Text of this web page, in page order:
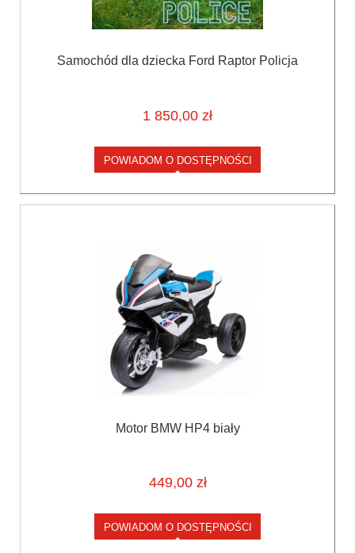
Samochód dla dziecka Ford Raptor Policja
1 850,00 zł
POWIADOM O DOSTĘPNOŚCI
Motor BMW HP4 biały
449,00 zł
POWIADOM O DOSTĘPNOŚCI